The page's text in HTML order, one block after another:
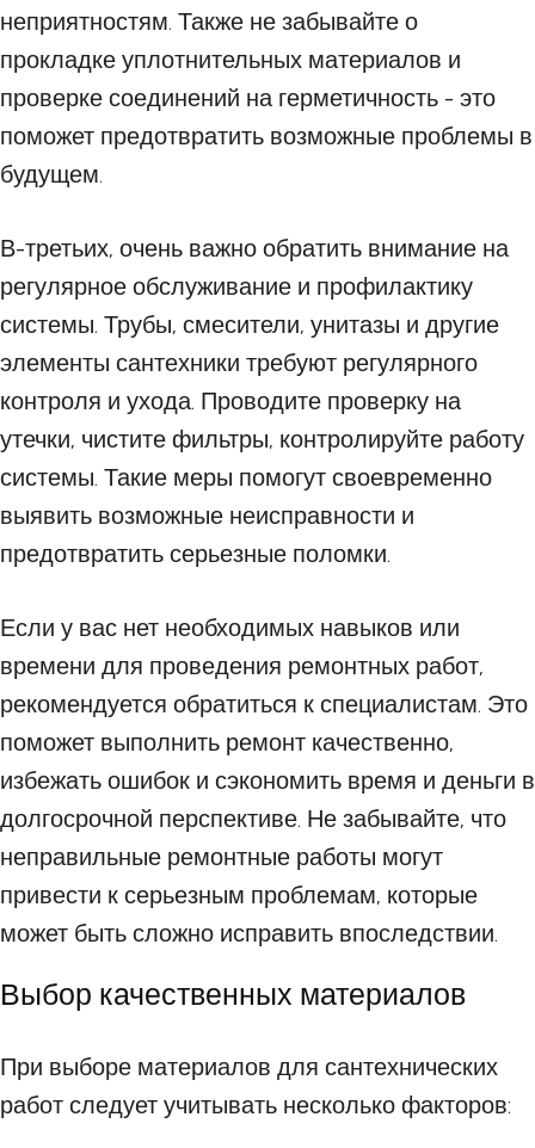
неприятностям. Также не забывайте о
прокладке уплотнительных материалов и
проверке соединений на герметичность - это
поможет предотвратить возможные проблемы в
будущем.
В-третьих, очень важно обратить внимание на
регулярное обслуживание и профилактику
системы. Трубы, смесители, унитазы и другие
элементы сантехники требуют регулярного
контроля и ухода. Проводите проверку на
утечки, чистите фильтры, контролируйте работу
системы. Такие меры помогут своевременно
выявить возможные неисправности и
предотвратить серьезные поломки.
Если у вас нет необходимых навыков или
времени для проведения ремонтных работ,
рекомендуется обратиться к специалистам. Это
поможет выполнить ремонт качественно,
избежать ошибок и сэкономить время и деньги в
долгосрочной перспективе. Не забывайте, что
неправильные ремонтные работы могут
привести к серьезным проблемам, которые
может быть сложно исправить впоследствии.
Выбор качественных материалов
При выборе материалов для сантехнических
работ следует учитывать несколько факторов: